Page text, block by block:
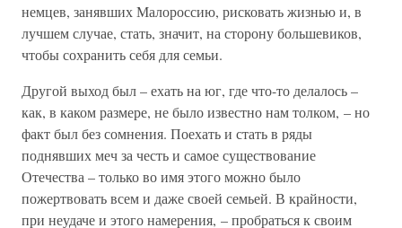
немцев, занявших Малороссию, рисковать жизнью и, в
лучшем случае, стать, значит, на сторону большевиков,
чтобы сохранить себя для семьи.
Другой выход был – ехать на юг, где что-то делалось –
как, в каком размере, не было известно нам толком, – но
факт был без сомнения. Поехать и стать в ряды
поднявших меч за честь и самое существование
Отечества – только во имя этого можно было
пожертвовать всем и даже своей семьей. В крайности,
при неудаче и этого намерения, – пробраться к своим